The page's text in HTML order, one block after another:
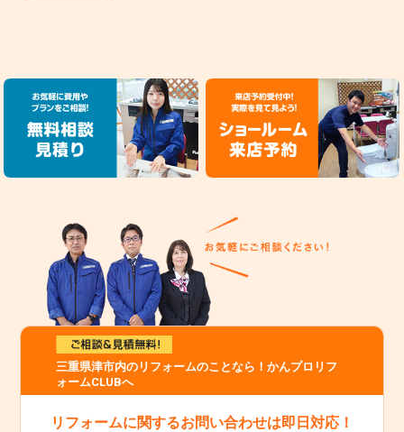
三重県津市内のリフォームのことなら！かんプロリフ
ォームCLUBへ
リフォームに関するお問い合わせは即日対応！